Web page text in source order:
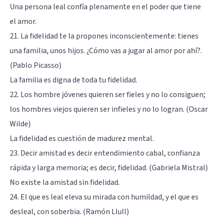
Una persona leal confía plenamente en el poder que tiene
el amor.
21. La fidelidad te la propones inconscientemente: tienes
una familia, unos hijos. ¿Cómo vas a jugar al amor por ahí?.
(Pablo Picasso)
La familia es digna de toda tu fidelidad.
22. Los hombre jóvenes quieren ser fieles y no lo consiguen;
los hombres viejos quieren ser infieles y no lo logran. (Oscar
Wilde)
La fidelidad es cuestión de madurez mental.
23. Decir amistad es decir entendimiento cabal, confianza
rápida y larga memoria; es decir, fidelidad. (Gabriela Mistral)
No existe la amistad sin fidelidad.
24. El que es leal eleva su mirada con humildad, y el que es
desleal, con soberbia. (Ramón Llull)